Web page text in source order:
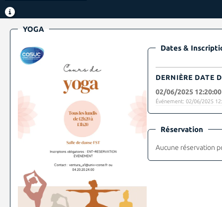
YOGA
Dates &
DERNIÈRE DATE
02/06/2025 12:20:00
Événement: 02/06/2025
Réservation
Aucune réservation